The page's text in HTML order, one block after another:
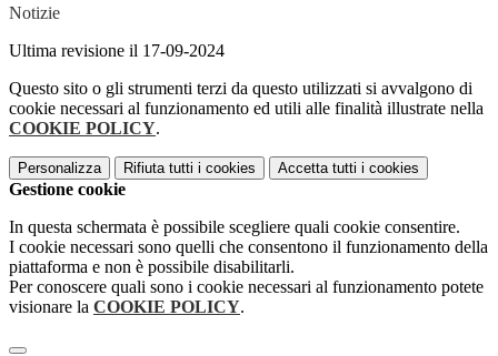
Notizie
Ultima revisione il 17-09-2024
Questo sito o gli strumenti terzi da questo utilizzati si avvalgono di
cookie necessari al funzionamento ed utili alle finalità illustrate nella
COOKIE POLICY.
Personalizza Rifiuta tutti i cookies Accetta tutti i cookies
Gestione cookie
In questa schermata è possibile scegliere quali cookie consentire.
I cookie necessari sono quelli che consentono il funzionamento della
piattaforma e non è possibile disabilitarli.
Per conoscere quali sono i cookie necessari al funzionamento potete
visionare la COOKIE POLICY.